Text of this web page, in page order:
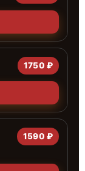
1750 ₽
1590 ₽